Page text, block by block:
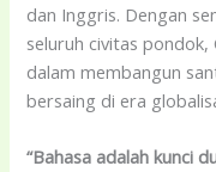
dan Inggris. Dengan
seluruh civitas
dalam membangun
bersaing di era
“Bahasa adalah kunci